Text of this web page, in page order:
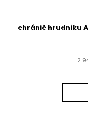
chránič hrudníku
2